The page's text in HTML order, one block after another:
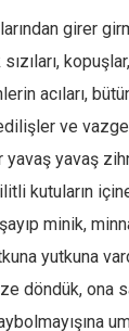
girer
acıları,
ve
yavaş yavaş
kutuların
minik,
yutkuna
döndük, ona